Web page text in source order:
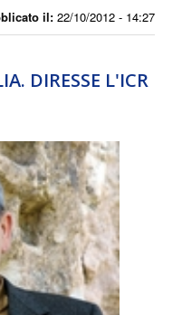
il: 22/10/2012 - 14:27
DIRESSE L'ICR